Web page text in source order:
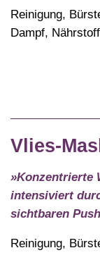
Reinigung,
Dampf,
Vlies-
»Konzentrierte
intensiviert
sichtbaren
Reinigung,